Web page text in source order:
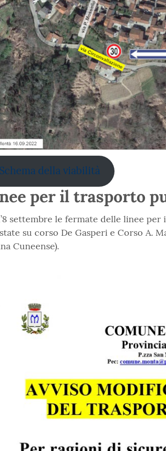
Schema della viabilità
per il trasporto
settembre le fermate delle linee
su corso De Gasperi e Corso A.
Cuneense).